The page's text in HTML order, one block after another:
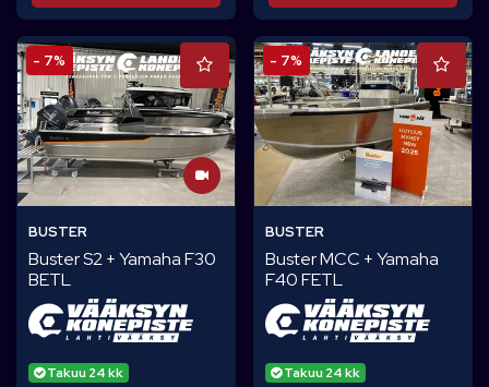
- 7%
BUSTER
Buster S2 + Yamaha F30
BETL
Takuu 24 kk
- 7%
BUSTER
Buster MCC + Yamaha
F40 FETL
Takuu 24 kk